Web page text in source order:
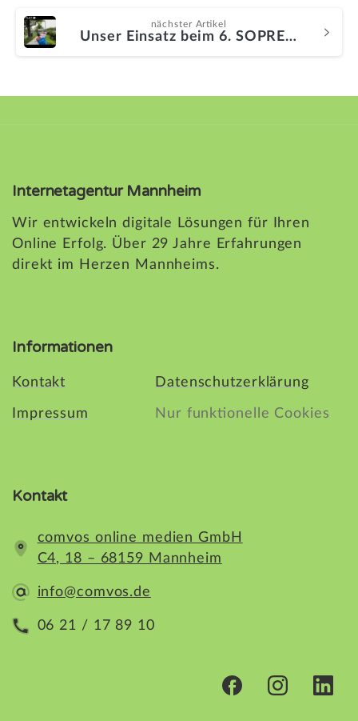
nächster Artikel
Unser Einsatz beim 6. SOPREMA Neckar Run: Website, Social Media und Fotos
Internetagentur Mannheim
Wir entwickeln digitale Lösungen für Ihren
Online Erfolg. Über 29 Jahre Erfahrungen
direkt im Herzen Mannheims.
Informationen
Kontakt
Impressum
Datenschutzerklärung
Nur funktionelle Cookies
Kontakt
comvos online medien GmbH
C4, 18 – 68159 Mannheim
info@comvos.de
06 21 / 17 89 10